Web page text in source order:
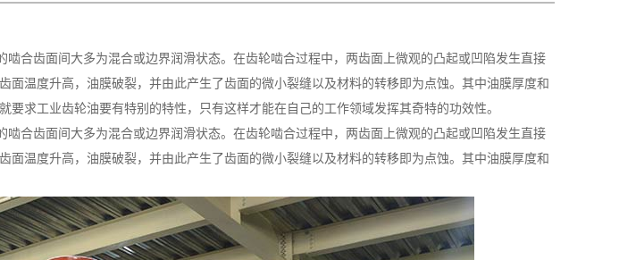
啮合齿面间大多为混合或边界润滑状态。在齿轮啮合过程中，两齿面上微观的凸起或凹陷发生直接
面温度升高，油膜破裂，并由此产生了齿面的微小裂缝以及材料的转移即为点蚀。其中油膜厚度和
要求工业齿轮油要有特别的特性，只有这样才能在自己的工作领域发挥其奇特的功效性。
啮合齿面间大多为混合或边界润滑状态。在齿轮啮合过程中，两齿面上微观的凸起或凹陷发生直接
面温度升高，油膜破裂，并由此产生了齿面的微小裂缝以及材料的转移即为点蚀。其中油膜厚度和